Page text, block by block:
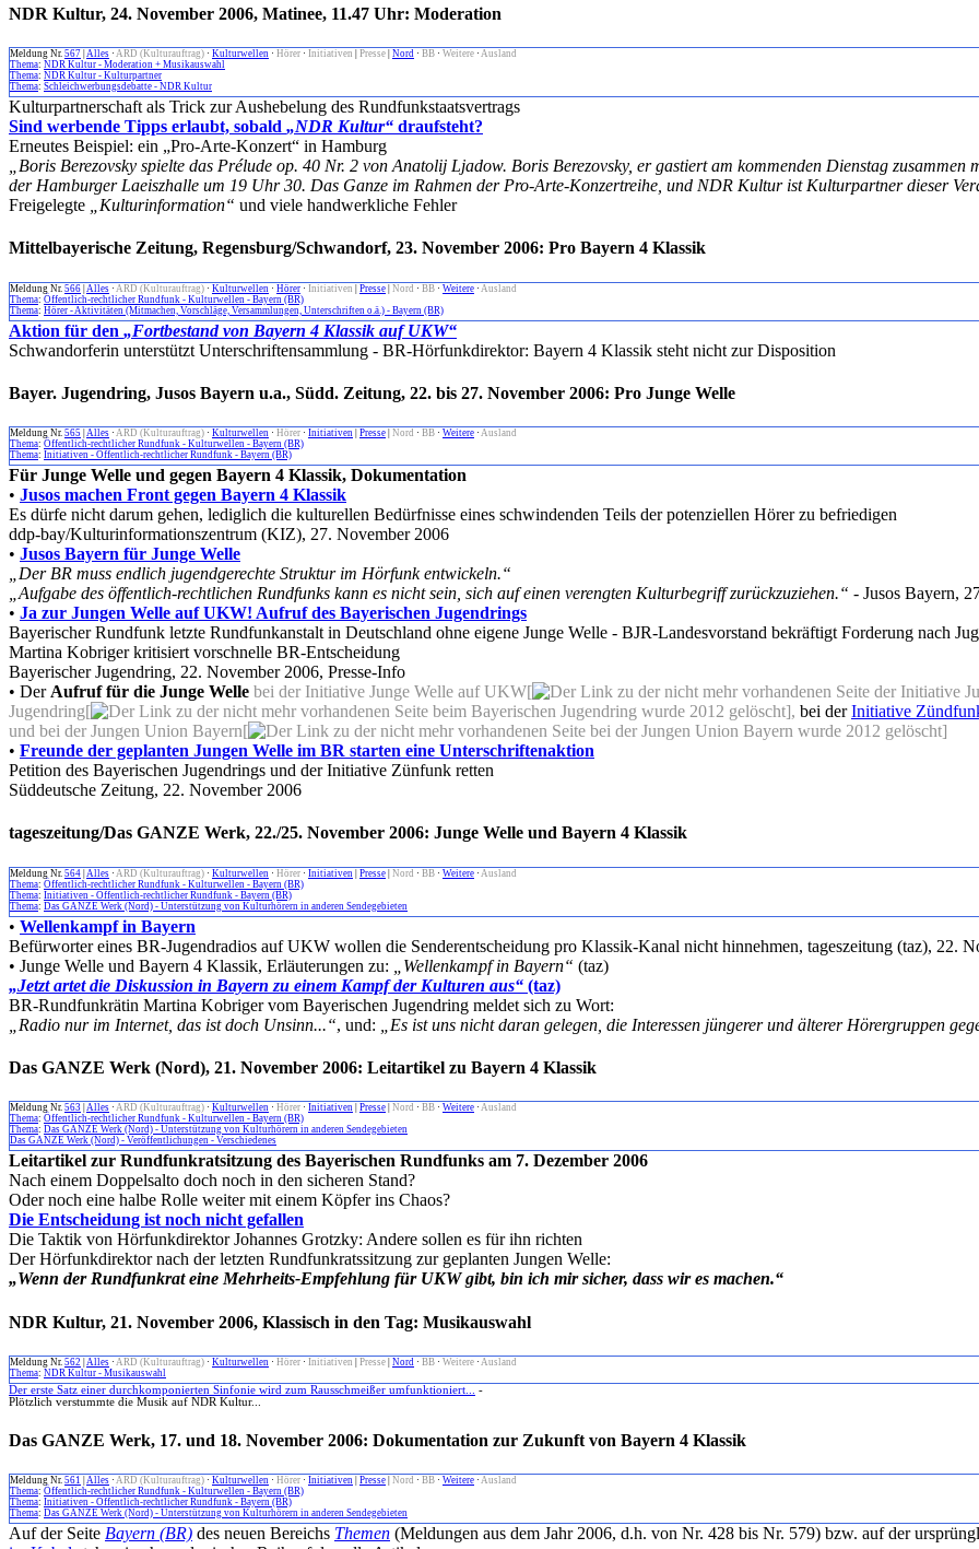
NDR Kultur, 24. November 2006, Matinee, 11.47 Uhr: Moderation
Meldung Nr. 567 Alles · ARD (Kulturauftrag) · Kulturwellen · Hörer · Initiativen Presse Nord · BB · Weitere · Ausland
Thema: NDR Kultur - Moderation + Musikauswahl
Thema: NDR Kultur - Kulturpartner
Thema: Schleichwerbungsdebatte - NDR Kultur
Kulturpartnerschaft als Trick zur Aushebelung des Rundfunkstaatsvertrags
Sind werbende Tipps erlaubt, sobald „NDR Kultur“ draufsteht?
Erneutes Beispiel: ein „Pro-Arte-Konzert“ in Hamburg
„Boris Berezovsky spielte das Prélude op. 40 Nr. 2 von Anatolij Ljadow. Boris Berezovsky, er gastiert am kommenden Dienstag
der Hamburger Laeiszhalle um 19 Uhr 30. Das Ganze im Rahmen der Pro-Arte-Konzertreihe, und NDR Kultur ist Kulturpartner dieser
Freigelegte
„Kulturinformation“ und viele handwerkliche Fehler
Mittelbayerische Zeitung, Regensburg/Schwandorf, 23. November 2006: Pro Bayern 4 Klassik
Meldung Nr. 566 Alles · ARD (Kulturauftrag) · Kulturwellen · Hörer · Initiativen Presse Nord · BB · Weitere · Ausland
Thema: Öffentlich-rechtlicher Rundfunk - Kulturwellen - Bayern (BR)
Thema: Hörer - Aktivitäten (Mitmachen, Vorschläge, Versammlungen, Unterschriften o.ä.) - Bayern (BR)
Aktion für den „Fortbestand von Bayern 4 Klassik auf UKW“
Schwandorferin unterstützt Unterschriftensammlung - BR-Hörfunkdirektor: Bayern 4 Klassik steht nicht zur Disposition
Bayer. Jugendring, Jusos Bayern u.a., Südd. Zeitung, 22. bis 27. November 2006: Pro Junge Welle
Meldung Nr. 565 Alles · ARD (Kulturauftrag) · Kulturwellen · Hörer · Initiativen Presse Nord · BB · Weitere · Ausland
Thema: Öffentlich-rechtlicher Rundfunk - Kulturwellen - Bayern (BR)
Thema: Initiativen - Öffentlich-rechtlicher Rundfunk - Bayern (BR)
Für Junge Welle und gegen Bayern 4 Klassik, Dokumentation
• Jusos machen Front gegen Bayern 4 Klassik
Es dürfe nicht darum gehen, lediglich die kulturellen Bedürfnisse eines schwindenden Teils der potenziellen Hörer zu befriedigen
ddp-bay/Kulturinformationszentrum (KIZ), 27. November 2006
• Jusos Bayern für Junge Welle
„Der BR muss endlich jugendgerechte Struktur im Hörfunk entwickeln.“
„Aufgabe des öffentlich-rechtlichen Rundfunks kann es nicht sein, sich auf einen verengten Kulturbegriff zurückzuziehen.“ - Jusos Bayern,
• Ja zur Jungen Welle auf UKW! Aufruf des Bayerischen Jugendrings
Bayerischer Rundfunk letzte Rundfunkanstalt in Deutschland ohne eigene Junge Welle - BJR-Landesvorstand bekräftigt Forderung nach
Martina Kobriger kritisiert vorschnelle BR-Entscheidung
Bayerischer Jugendring, 22. November 2006, Presse-Info
• Der Aufruf für die Junge Welle bei der Initiative Junge Welle auf UKW[
Jugendring[
], bei derInitiative
und bei der Jungen Union Bayern[
]
• Freunde der geplanten Jungen Welle im BR starten eine Unterschriftenaktion
Petition des Bayerischen Jugendrings und der Initiative Zünfunk retten
Süddeutsche Zeitung, 22. November 2006
tageszeitung/Das GANZE Werk, 22./25. November 2006: Junge Welle und Bayern 4 Klassik
Meldung Nr. 564 Alles · ARD (Kulturauftrag) · Kulturwellen · Hörer · Initiativen Presse Nord · BB · Weitere · Ausland
Thema: Öffentlich-rechtlicher Rundfunk - Kulturwellen - Bayern (BR)
Thema: Initiativen - Öffentlich-rechtlicher Rundfunk - Bayern (BR)
Thema: Das GANZE Werk (Nord) - Unterstützung von Kulturhörern in anderen Sendegebieten
• Wellenkampf in Bayern
Befürworter eines BR-Jugendradios auf UKW wollen die Senderentscheidung pro Klassik-Kanal nicht hinnehmen, tageszeitung (taz), 22.
• Junge Welle und Bayern 4 Klassik, Erläuterungen zu:
„Wellenkampf in Bayern“ (taz)
„Jetzt artet die Diskussion in Bayern zu einem Kampf der Kulturen aus“ (taz)
BR-Rundfunkrätin Martina Kobriger vom Bayerischen Jugendring meldet sich zu Wort:
„Radio nur im Internet, das ist doch Unsinn...“, und: „Es ist uns nicht daran gelegen, die Interessen jüngerer und älterer Hörergruppen
Das GANZE Werk (Nord), 21. November 2006: Leitartikel zu Bayern 4 Klassik
Meldung Nr. 563 Alles · ARD (Kulturauftrag) · Kulturwellen · Hörer · Initiativen Presse Nord · BB · Weitere · Ausland
Thema: Öffentlich-rechtlicher Rundfunk - Kulturwellen - Bayern (BR)
Thema: Das GANZE Werk (Nord) - Unterstützung von Kulturhörern in anderen Sendegebieten
Das GANZE Werk (Nord) - Veröffentlichungen - Verschiedenes
Leitartikel zur Rundfunkratsitzung des Bayerischen Rundfunks am 7. Dezember 2006
Nach einem Doppelsalto doch noch in den sicheren Stand?
Oder noch eine halbe Rolle weiter mit einem Köpfer ins Chaos?
Die Entscheidung ist noch nicht gefallen
Die Taktik von Hörfunkdirektor Johannes Grotzky: Andere sollen es für ihn richten
Der Hörfunkdirektor nach der letzten Rundfunkratssitzung zur geplanten Jungen Welle:
„Wenn der Rundfunkrat eine Mehrheits-Empfehlung für UKW gibt, bin ich mir sicher, dass wir es machen.“
NDR Kultur, 21. November 2006, Klassisch in den Tag: Musikauswahl
Meldung Nr. 562 Alles · ARD (Kulturauftrag) · Kulturwellen · Hörer · Initiativen Presse Nord · BB · Weitere · Ausland
Thema: NDR Kultur - Musikauswahl
Der erste Satz einer durchkomponierten Sinfonie wird zum Rausschmeißer umfunktioniert...
-
Plötzlich verstummte die Musik auf NDR Kultur...
Das GANZE Werk, 17. und 18. November 2006: Dokumentation zur Zukunft von Bayern 4 Klassik
Meldung Nr. 561 Alles · ARD (Kulturauftrag) · Kulturwellen · Hörer · Initiativen Presse Nord · BB · Weitere · Ausland
Thema: Öffentlich-rechtlicher Rundfunk - Kulturwellen - Bayern (BR)
Thema: Initiativen - Öffentlich-rechtlicher Rundfunk - Bayern (BR)
Thema: Das GANZE Werk (Nord) - Unterstützung von Kulturhörern in anderen Sendegebieten
Auf der Seite Bayern (BR) des neuen Bereichs Themen (Meldungen aus dem Jahr 2006, d.h. von Nr. 428 bis Nr. 579) bzw. auf der